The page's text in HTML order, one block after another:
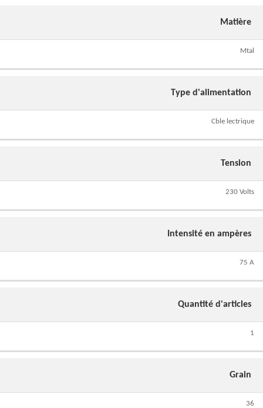
Matière
Mtal
Type d'alimentation
Cble lectrique
Tension
230 Volts
Intensité en ampères
75 A
Quantité d'articles
1
Grain
36